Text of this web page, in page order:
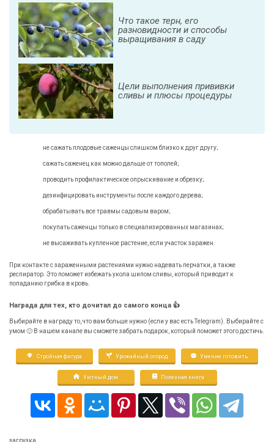
Что такое терн, его
разновидности и способы
выращивания в саду
Цели выполнения прививки
сливы и плюсы процедуры
не сажать плодовые саженцы слишком близко к друг другу;
сажать саженец как можно дальше от тополей;
проводить профилактическое опрыскивание и обрезку;
дезинфицировать инструменты после каждого дерева;
обрабатывать все травмы садовым варом;
покупать саженцы только в специализированных магазинах;
не высаживать купленное растение, если участок заражен.
При контакте с зараженными растениями нужно надевать перчатки, а также
респиратор. Это поможет избежать укола шипом сливы, который приводит к
попаданию грибка в кровь.
Награда для тех, кто дочитал до самого конца 👍
Выбирайте в награду то, что вам больше нужно (если у вас есть Telegram). Выбирайте с
умом 🙂 В нашем канале вы сможете забрать подарок, который поможет этого достичь.
Стройная фигура Урожайный огород Умение готовить
Уютный дом Полезная книга
загрузка...